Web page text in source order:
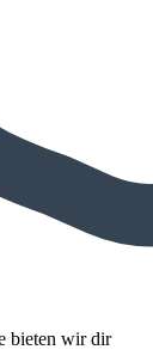
bieten wir dir